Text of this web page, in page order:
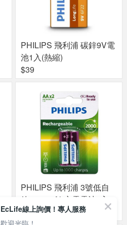
PHILIPS 飛利浦 碳鋅9V電
池1入(熱縮)
$39
PHILIPS 飛利浦 3號低自
放2000mAh充電電池2入
$199
EcLife線上詢價！專人服務
歡迎光臨！